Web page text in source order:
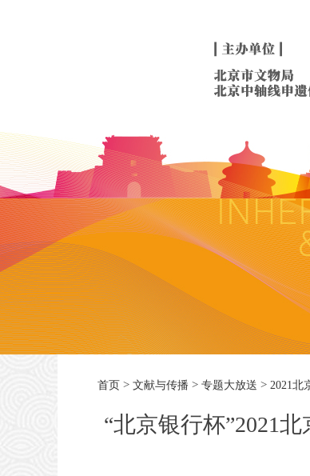
首页 > 文献与传播 > 专题大放送 > 2021北
“北京银行杯”2021